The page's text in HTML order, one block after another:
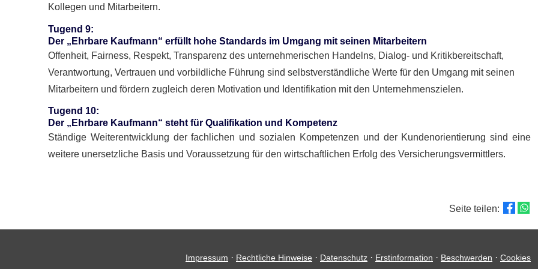
Kollegen und Mitarbeitern.
Tugend 9:
Der „Ehrbare Kaufmann“ erfüllt hohe Standards im Umgang mit seinen Mitarbeitern
Offenheit, Fairness, Respekt, Transparenz des unternehmerischen Handelns, Dialog- und Kritikbereitschaft,
Verantwortung, Vertrauen und vorbildliche Führung sind selbstverständliche Werte für den Umgang mit seinen
Mitarbeitern und fördern zugleich deren Motivation und Identifikation mit den Unternehmenszielen.
Tugend 10:
Der „Ehrbare Kaufmann“ steht für Qualifikation und Kompetenz
Ständige Weiterentwicklung der fachlichen und sozialen Kompetenzen und der Kundenorientierung sind eine
weitere unersetzliche Basis und Voraussetzung für den wirtschaftlichen Erfolg des Versicherungsvermittlers.
Seite teilen:
Impressum · Rechtliche Hinweise · Datenschutz · Erstinformation · Beschwerden · Cookies